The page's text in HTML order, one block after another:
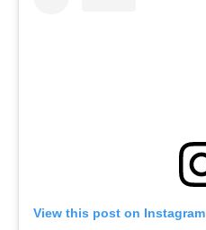
View this post on Instagram